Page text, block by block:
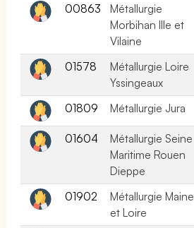
00863
Métallurgie
Morbihan Ille et
Vilaine
01578
Métallurgie Loire
Yssingeaux
01809 Métallurgie Jura
01604
Métallurgie Seine
Maritime Rouen
Dieppe
01902
Métallurgie Maine
et Loire